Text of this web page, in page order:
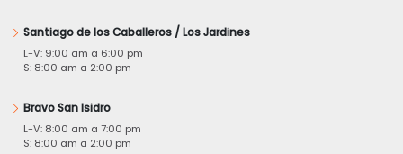
Santiago de los Caballeros / Los Jardines
L-V: 9:00 am a 6:00 pm
S: 8:00 am a 2:00 pm
Bravo San Isidro
L-V: 8:00 am a 7:00 pm
S: 8:00 am a 2:00 pm